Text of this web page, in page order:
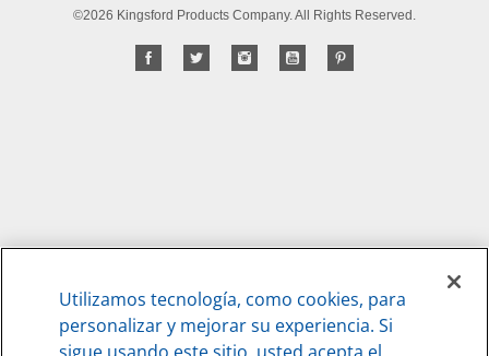
©2026 Kingsford Products Company. All Rights Reserved.
Utilizamos tecnología, como cookies, para
personalizar y mejorar su experiencia. Si